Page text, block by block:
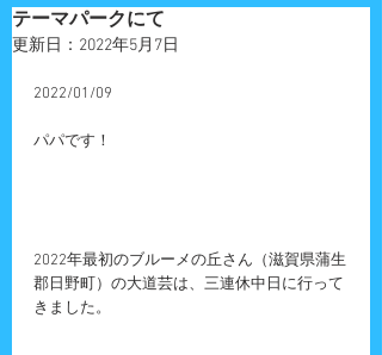
テーマパークにて
更新日： 2022年5月7日
2022/01/09
パパです！
2022年最初のブルーメの丘さん（滋賀県蒲生
郡日野町）の大道芸は、三連休中日に行って
きました。